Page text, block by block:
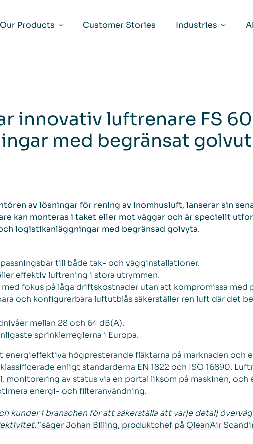
Our Products
Customer Stories Industries
innovativ luftrenare FS
med begränsat
av lösningar för rening av inomhusluft, lanserar sin
kan monteras i taket eller mot väggar och är speciellt
logistikanläggningar med begränsad golvyta.
till både tak- och vägginstallationer.
effektiv luftrening i stora utrymmen.
fokus på låga driftskostnader utan att kompromissa med
och konfigurerbara luftutblås säkerställer ren luft där det
mellan 28 och 64 dB(A).
sprinklerreglerna i Europa.
energieffektiva högpresterande fläktarna på marknaden och
enligt standarderna EN 1822 och ISO 16890.
av status via en portal liksom på maskinen, och
energi- och filteranvändning.
kunder i branschen för att säkerställa att varje detalj
säger Johan Billing, produktchef på QleanAir